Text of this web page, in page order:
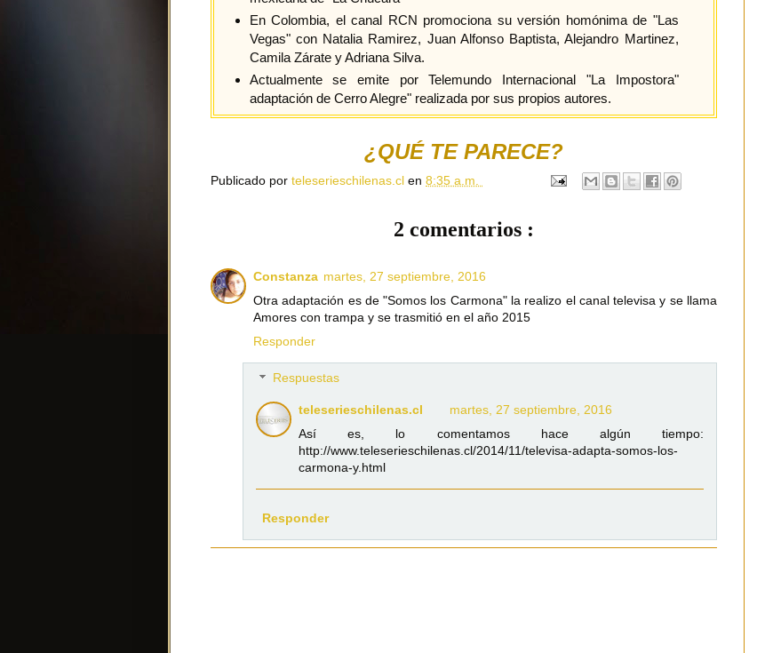
En Colombia, el canal RCN promociona su versión homónima de "Las
Vegas" con Natalia Ramirez, Juan Alfonso Baptista, Alejandro Martinez,
Camila Zárate y Adriana Silva.
Actualmente se emite por Telemundo Internacional "La Impostora"
adaptación de Cerro Alegre" realizada por sus propios autores.
¿QUÉ TE PARECE?
Publicado por teleserieschilenas.cl en 8:35 a.m.
2 comentarios :
Constanza martes, 27 septiembre, 2016
Otra adaptación es de "Somos los Carmona" la realizo el canal televisa y se llama
Amores con trampa y se trasmitió en el año 2015
Responder
Respuestas
teleserieschilenas.cl
martes, 27 septiembre, 2016
Así es, lo comentamos hace algún tiempo:
http://www.teleserieschilenas.cl/2014/11/televisa-adapta-somos-los-
carmona-y.html
Responder